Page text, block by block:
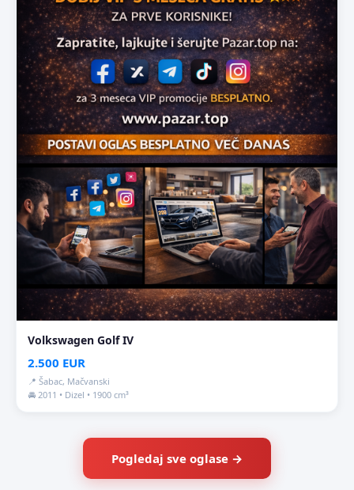
Volkswagen Golf IV
2.500 EUR
📍 Šabac, Mačvanski
🚘 2011 • Dizel • 1900 cm³
Pogledaj sve oglase →